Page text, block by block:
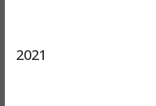
2021